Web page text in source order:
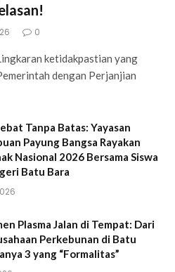
0
ketidakpastian yang
dengan Perjanjian
Tanpa Batas: Yayasan
Payung Bangsa Rayakan
Nasional 2026 Bersama Siswa
Batu Bara
Plasma Jalan di Tempat: Dari
Perkebunan di Batu
3 yang “Formalitas”